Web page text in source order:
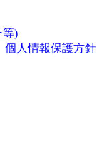
等)
個人情報保護方針